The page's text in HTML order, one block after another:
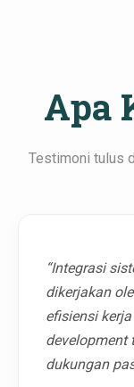
Apa
Testimoni tulus
“Integrasi
dikerjakan
efisiensi
development
dukungan